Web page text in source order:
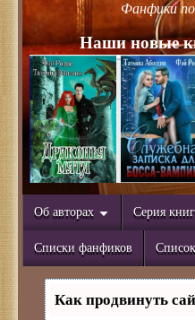
Фанфики
Наши новые
Об авторах Серия
Списки фанфиков
Как продвинуть